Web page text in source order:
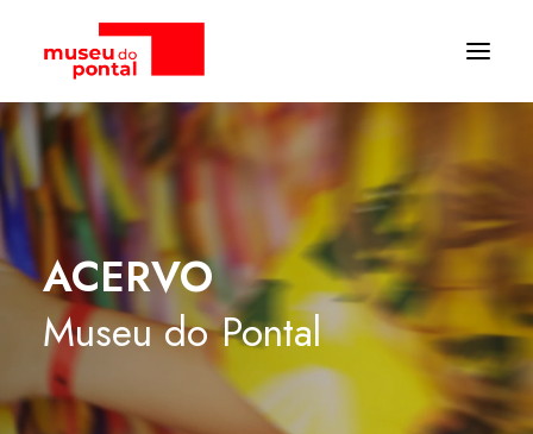
ACERVO
Museu do Pontal